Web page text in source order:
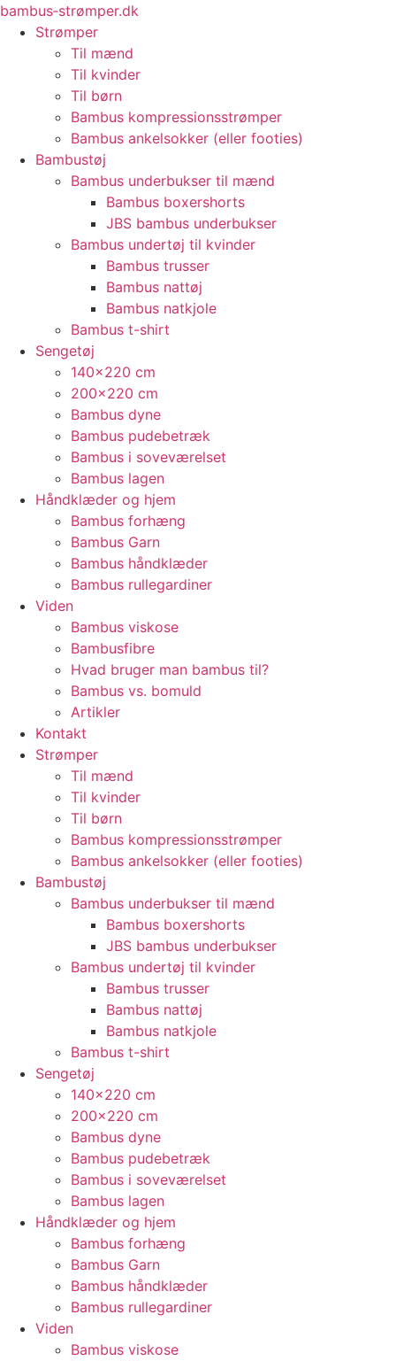
Skip
bambus‑strømper.dk
Strømper
Til mænd
Til kvinder
Til børn
Bambus kompressionsstrømper
Bambus ankelsokker (eller footies)
Bambustøj
Bambus underbukser til mænd
Bambus boxershorts
JBS bambus underbukser
Bambus undertøj til kvinder
Bambus trusser
Bambus nattøj
Bambus natkjole
Bambus t-shirt
Sengetøj
140×220 cm
200×220 cm
Bambus dyne
Bambus pudebetræk
Bambus i soveværelset
Bambus lagen
Håndklæder og hjem
Bambus forhæng
Bambus Garn
Bambus håndklæder
Bambus rullegardiner
Viden
Bambus viskose
Bambusfibre
Hvad bruger man bambus til?
Bambus vs. bomuld
Artikler
Kontakt
Strømper
Til mænd
Til kvinder
Til børn
Bambus kompressionsstrømper
Bambus ankelsokker (eller footies)
Bambustøj
Bambus underbukser til mænd
Bambus boxershorts
JBS bambus underbukser
Bambus undertøj til kvinder
Bambus trusser
Bambus nattøj
Bambus natkjole
Bambus t-shirt
Sengetøj
140×220 cm
200×220 cm
Bambus dyne
Bambus pudebetræk
Bambus i soveværelset
Bambus lagen
Håndklæder og hjem
Bambus forhæng
Bambus Garn
Bambus håndklæder
Bambus rullegardiner
Viden
Bambus viskose